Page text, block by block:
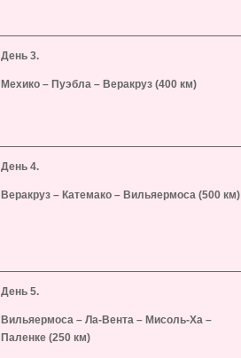
День 3.
Мехико – Пуэбла – Веракруз (400 км)
День 4.
Веракруз – Катемако – Вильяермоса (500 км)
День 5.
Вильяермоса – Ла-Вента – Мисоль-Ха –
Паленке (250 км)